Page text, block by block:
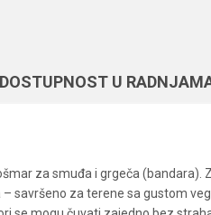
DOSTUPNOST U
za smuđa i grgeča (bandara).
savršeno za terene sa gustom